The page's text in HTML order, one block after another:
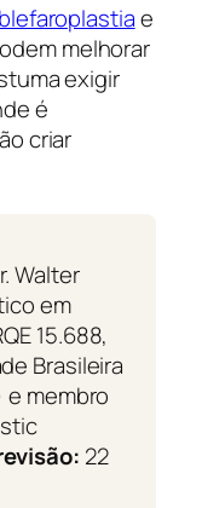
blefaroplastiae
melhorar
exigir
é
criar
Walter
em
15.688,
Brasileira
e membro
22